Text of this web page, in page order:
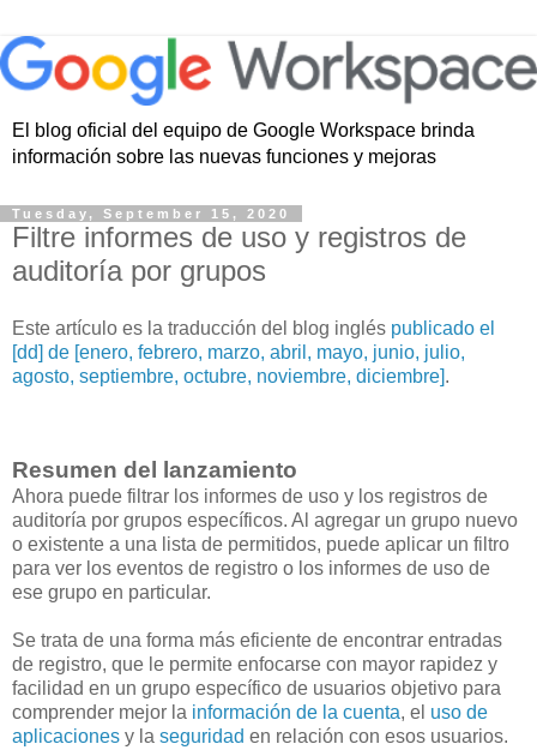
El blog oficial del equipo de Google Workspace brinda
información sobre las nuevas funciones y mejoras
Tuesday, September 15, 2020
Filtre informes de uso y registros de
auditoría por grupos
Este artículo es la traducción del blog inglés publicado el
[dd] de [enero, febrero, marzo, abril, mayo, junio, julio,
agosto, septiembre, octubre, noviembre, diciembre].
Resumen del lanzamiento
Ahora puede filtrar los informes de uso y los registros de
auditoría por grupos específicos. Al agregar un grupo nuevo
o existente a una lista de permitidos, puede aplicar un filtro
para ver los eventos de registro o los informes de uso de
ese grupo en particular.
Se trata de una forma más eficiente de encontrar entradas
de registro, que le permite enfocarse con mayor rapidez y
facilidad en un grupo específico de usuarios objetivo para
comprender mejor la información de la cuenta, el uso de
aplicaciones y la seguridad en relación con esos usuarios.